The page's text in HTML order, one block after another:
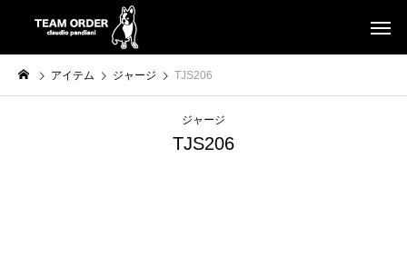
アイテム ジャージ TJS206
ジャージ
TJS206